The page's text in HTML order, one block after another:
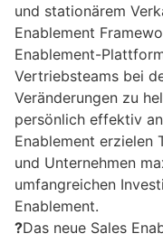
und stationärem
Enablement
Enablement-
Vertriebsteams bei
Veränderungen zu
persönlich effektiv
Enablement erzielen
und Unternehmen
umfangreichen
Enablement.
?Das neue Sales